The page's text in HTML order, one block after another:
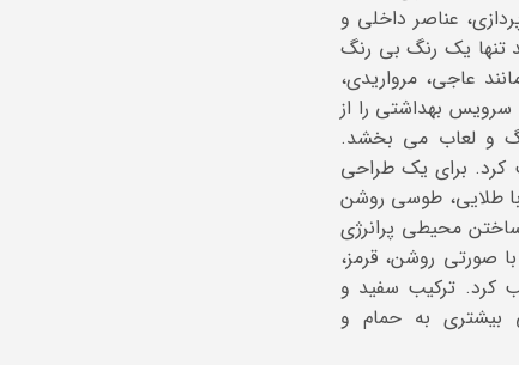
عناصر داخلی و
تنها یک رنگ بی رنگ
عاجی، مرواریدی،
بهداشتی را از
و لعاب می بخشد.
کرد. برای یک طراحی
طلایی، طوسی روشن
محیطی پرانرژی
صورتی روشن، قرمز،
کرد. ترکیب سفید و
بیشتری به حمام و